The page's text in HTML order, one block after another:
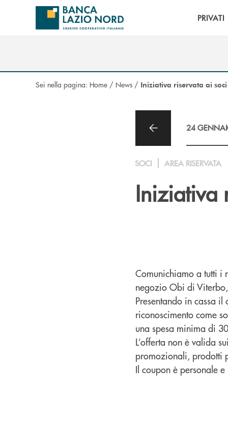
Salta al contenuto principale
PRIVATI
Sei nella pagina: Home / News / Iniziativa riservata ai soci
24
SOCI AREA RISERVATA
Iniziativa
Comunichiamo a tutti i
negozio Obi di
Presentando in cassa
riconoscimento come
una spesa minima di
L’offerta non è valida
promozionali, prodotti
Il coupon è personale